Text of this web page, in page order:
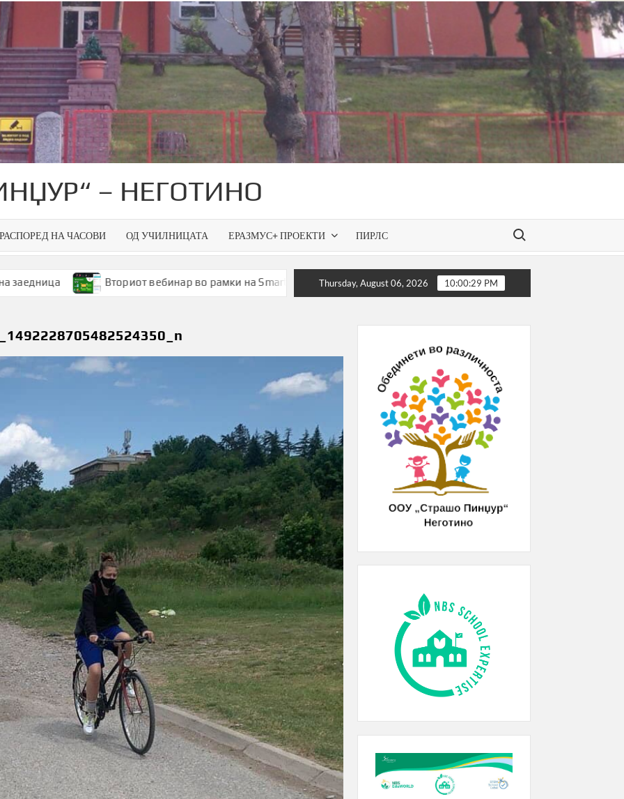
– НЕГОТИНО
РАСПОРЕД НА ЧАСОВИ ОД УЧИЛНИЦАТА ЕРАЗМУС+ ПРОЕКТИ ПИРЛС
Search for:
Вториот вебинар во рамки на Smart Green Spaces – презентирана одобрената програма за слободниот изборен
Thursday, August 06, 2026 10:00:31 PM